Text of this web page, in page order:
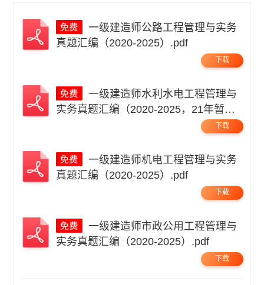
一级建造师公路工程管理与实务
真题汇编（2020-2025）.pdf
下载
一级建造师水利水电工程管理与
实务真题汇编（2020-2025，21年暂
下载
一级建造师机电工程管理与实务
真题汇编（2020-2025）.pdf
下载
一级建造师市政公用工程管理与
实务真题汇编（2020-2025）.pdf
下载